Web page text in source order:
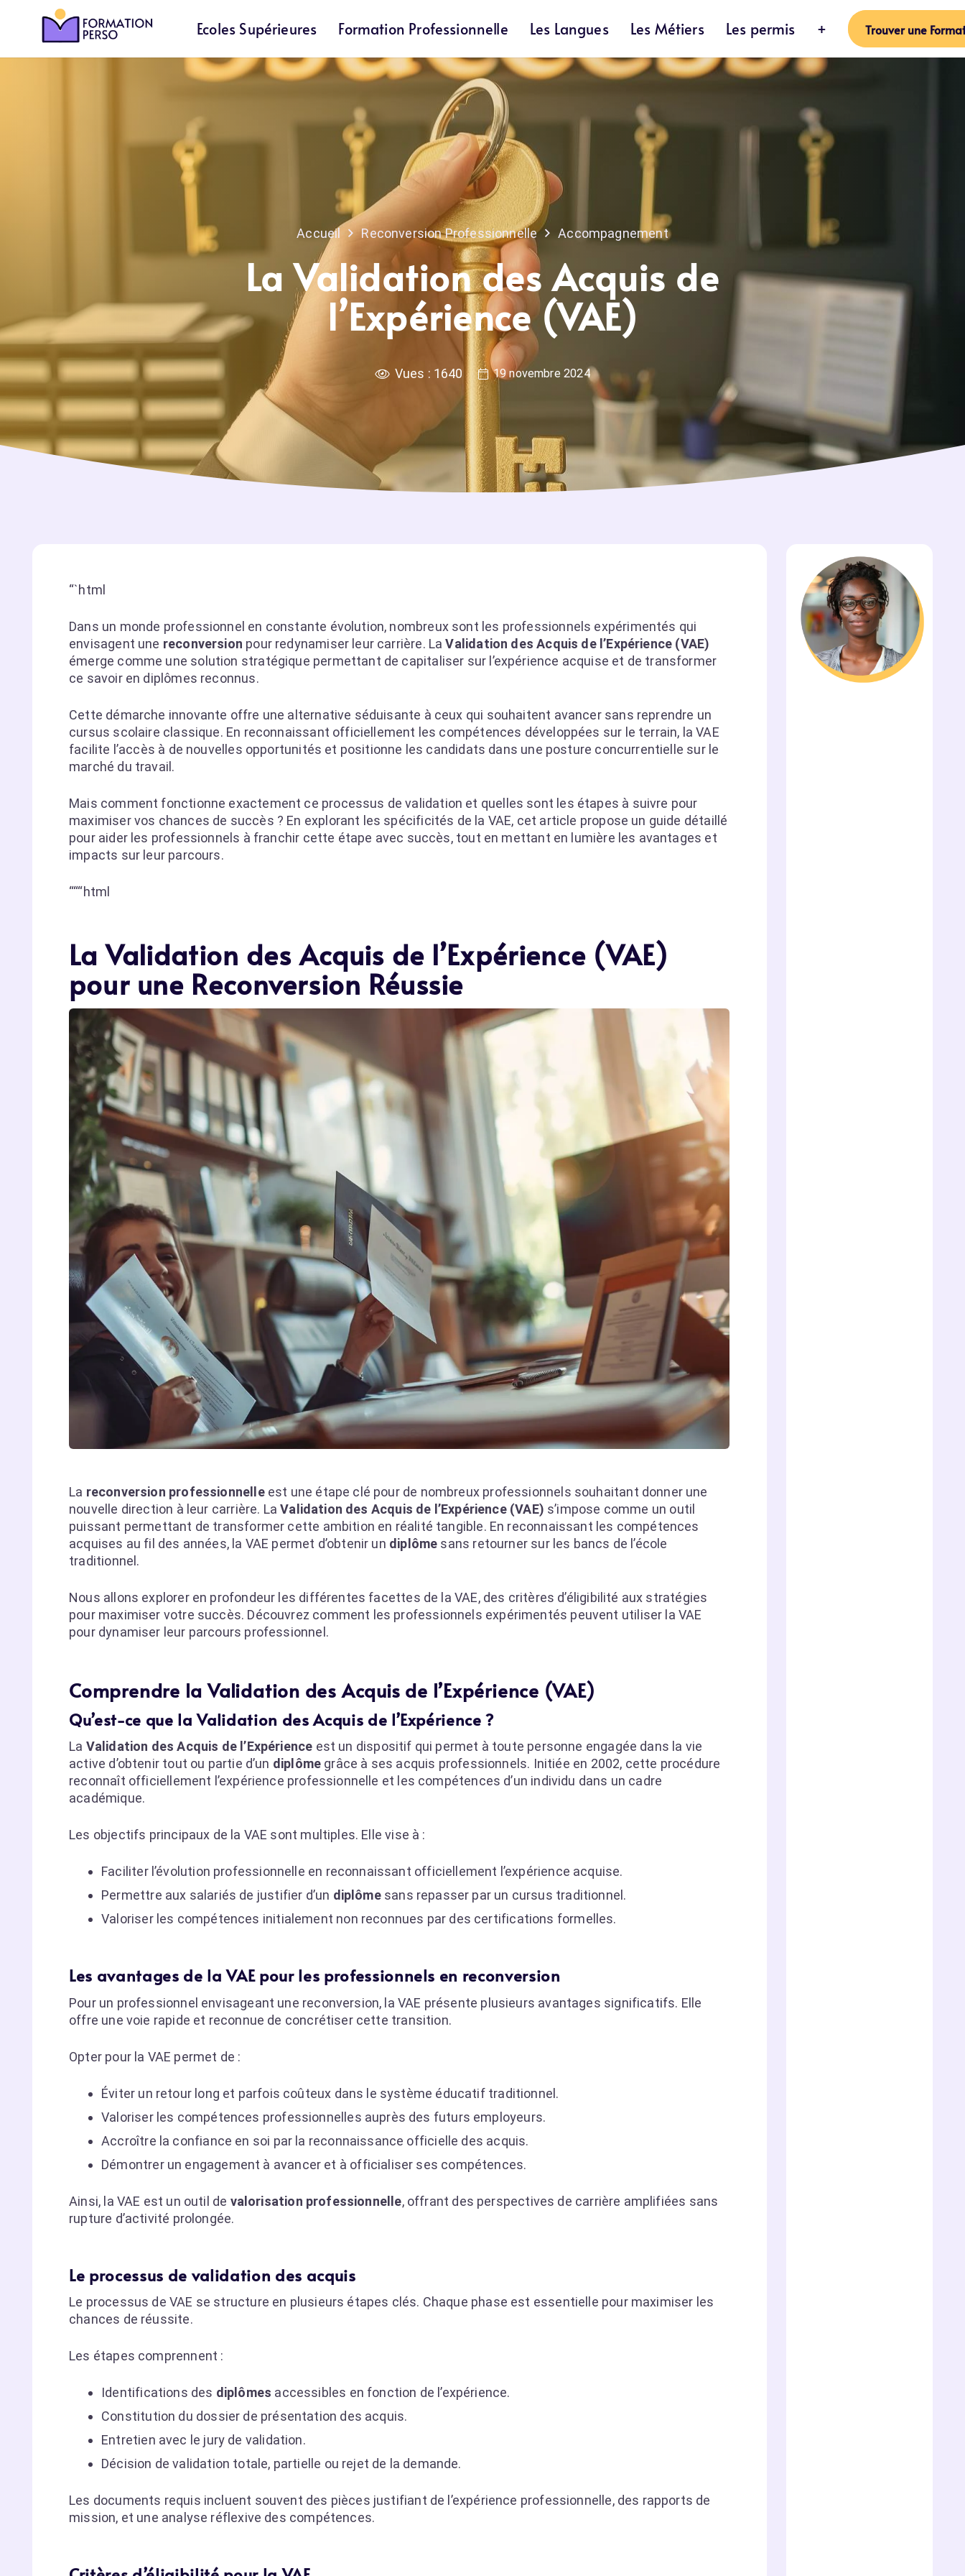
Ecoles Supérieures Formation Professionnelle Les Langues Les Métiers Les permis + Trouver une
Accueil Reconversion Professionnelle Accompagnement
La Validation des Acquis de
l’Expérience (VAE)
Vues : 1640 19 novembre 2024
“`html
Dans un monde professionnel en constante évolution, nombreux sont les professionnels expérimentés qui
envisagent une reconversion pour redynamiser leur carrière. LaValidation des Acquis de l’Expérience (VAE)
émerge comme une solution stratégique permettant de capitaliser sur l’expérience acquise et de transformer
ce savoir en diplômes reconnus.
Cette démarche innovante offre une alternative séduisante à ceux qui souhaitent avancer sans reprendre un
cursus scolaire classique. En reconnaissant officiellement les compétences développées sur le terrain, la VAE
facilite l’accès à de nouvelles opportunités et positionne les candidats dans une posture concurrentielle sur le
marché du travail.
Mais comment fonctionne exactement ce processus de validation et quelles sont les étapes à suivre pour
maximiser vos chances de succès ? En explorant les spécificités de la VAE, cet article propose un guide détaillé
pour aider les professionnels à franchir cette étape avec succès, tout en mettant en lumière les avantages et
impacts sur leur parcours.
“““html
La Validation des Acquis de l’Expérience (VAE)
pour une Reconversion Réussie
La reconversion professionnelleest une étape clé pour de nombreux professionnels souhaitant donner une
nouvelle direction à leur carrière. LaValidation des Acquis de l’Expérience (VAE) s’impose comme un outil
puissant permettant de transformer cette ambition en réalité tangible. En reconnaissant les compétences
acquises au fil des années, la VAE permet d’obtenir un diplôme sans retourner sur les bancs de l’école
traditionnel.
Nous allons explorer en profondeur les différentes facettes de la VAE, des critères d’éligibilité aux stratégies
pour maximiser votre succès. Découvrez comment les professionnels expérimentés peuvent utiliser la VAE
pour dynamiser leur parcours professionnel.
Comprendre la Validation des Acquis de l’Expérience (VAE)
Qu’est-ce que la Validation des Acquis de l’Expérience ?
La Validation des Acquis de l’Expérience est un dispositif qui permet à toute personne engagée dans la vie
active d’obtenir tout ou partie d’un diplôme grâce à ses acquis professionnels. Initiée en 2002, cette procédure
reconnaît officiellement l’expérience professionnelle et les compétences d’un individu dans un cadre
académique.
Les objectifs principaux de la VAE sont multiples. Elle vise à :
Faciliter l’évolution professionnelle en reconnaissant officiellement l’expérience acquise.
Permettre aux salariés de justifier d’un diplôme sans repasser par un cursus traditionnel.
Valoriser les compétences initialement non reconnues par des certifications formelles.
Les avantages de la VAE pour les professionnels en reconversion
Pour un professionnel envisageant une reconversion, la VAE présente plusieurs avantages significatifs. Elle
offre une voie rapide et reconnue de concrétiser cette transition.
Opter pour la VAE permet de :
Éviter un retour long et parfois coûteux dans le système éducatif traditionnel.
Valoriser les compétences professionnelles auprès des futurs employeurs.
Accroître la confiance en soi par la reconnaissance officielle des acquis.
Démontrer un engagement à avancer et à officialiser ses compétences.
Ainsi, la VAE est un outil de valorisation professionnelle, offrant des perspectives de carrière amplifiées sans
rupture d’activité prolongée.
Le processus de validation des acquis
Le processus de VAE se structure en plusieurs étapes clés. Chaque phase est essentielle pour maximiser les
chances de réussite.
Les étapes comprennent :
Identifications des diplômes accessibles en fonction de l’expérience.
Constitution du dossier de présentation des acquis.
Entretien avec le jury de validation.
Décision de validation totale, partielle ou rejet de la demande.
Les documents requis incluent souvent des pièces justifiant de l’expérience professionnelle, des rapports de
mission, et une analyse réflexive des compétences.